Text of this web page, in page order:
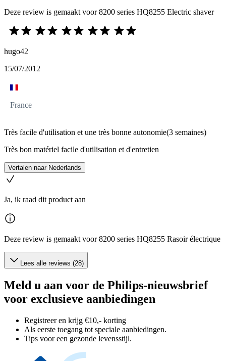
Deze review is gemaakt voor 8200 series HQ8255 Electric shaver
hugo42
15/07/2012
France
Très facile d'utilisation et une très bonne autonomie(3 semaines)
Très bon matériel facile d'utilisation et d'entretien
Vertalen naar Nederlands
Ja, ik raad dit product aan
Deze review is gemaakt voor 8200 series HQ8255 Rasoir électrique
Lees alle reviews (28)
Meld u aan voor de Philips-nieuwsbrief
voor exclusieve aanbiedingen
Registreer en krijg €10,- korting
Als eerste toegang tot speciale aanbiedingen.
Tips voor een gezonde levensstijl.